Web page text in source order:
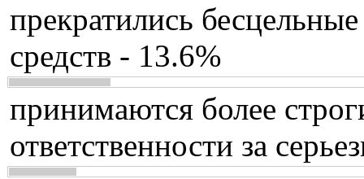
прекратились
средств - 13.6%
принимаются более
ответственности за